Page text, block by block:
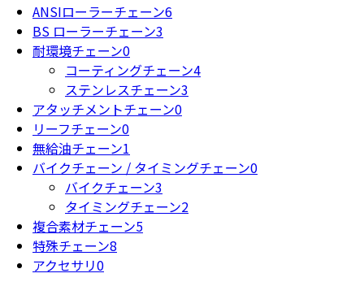
ANSIローラーチェーン6
BS ローラーチェーン3
耐環境チェーン0
コーティングチェーン4
ステンレスチェーン3
アタッチメントチェーン0
リーフチェーン0
無給油チェーン1
バイクチェーン / タイミングチェーン0
バイクチェーン3
タイミングチェーン2
複合素材チェーン5
特殊チェーン8
アクセサリ0